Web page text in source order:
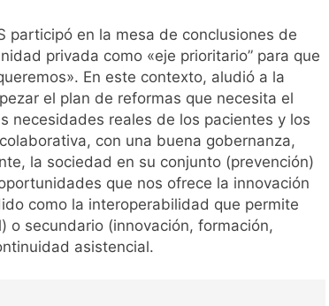
participó en la mesa de conclusiones de
privada como «eje prioritario” para que
En este contexto, aludió a la
el plan de reformas que necesita el
necesidades reales de los pacientes y los
con una buena gobernanza,
la sociedad en su conjunto (prevención)
que nos ofrece la innovación
como la interoperabilidad que permite
o secundario (innovación, formación,
asistencial.